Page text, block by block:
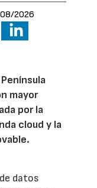
2026
mayor
por la
cloud y la
datos